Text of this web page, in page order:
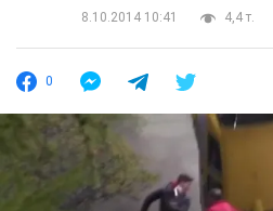
8.10.2014 10:41
4,4 т.
0